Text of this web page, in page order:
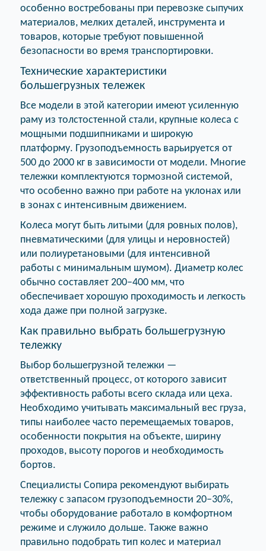
особенно востребованы при перевозке сыпучих
материалов, мелких деталей, инструмента и
товаров, которые требуют повышенной
безопасности во время транспортировки.
Технические характеристики
большегрузных тележек
Все модели в этой категории имеют усиленную
раму из толстостенной стали, крупные колеса с
мощными подшипниками и широкую
платформу. Грузоподъемность варьируется от
500 до 2000 кг в зависимости от модели. Многие
тележки комплектуются тормозной системой,
что особенно важно при работе на уклонах или
в зонах с интенсивным движением.
Колеса могут быть литыми (для ровных полов),
пневматическими (для улицы и неровностей)
или полиуретановыми (для интенсивной
работы с минимальным шумом). Диаметр колес
обычно составляет 200–400 мм, что
обеспечивает хорошую проходимость и легкость
хода даже при полной загрузке.
Как правильно выбрать большегрузную
тележку
Выбор большегрузной тележки —
ответственный процесс, от которого зависит
эффективность работы всего склада или цеха.
Необходимо учитывать максимальный вес груза,
типы наиболее часто перемещаемых товаров,
особенности покрытия на объекте, ширину
проходов, высоту порогов и необходимость
бортов.
Специалисты Сопира рекомендуют выбирать
тележку с запасом грузоподъемности 20–30%,
чтобы оборудование работало в комфортном
режиме и служило дольше. Также важно
правильно подобрать тип колес и материал